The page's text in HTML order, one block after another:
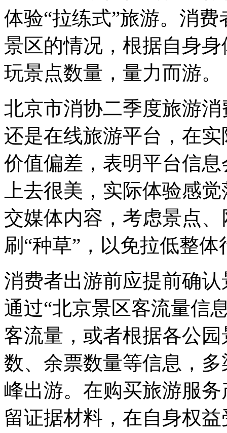
体验“拉练式”旅游。消
景区的情况，根据自身
玩景点数量，量力而游。
北京市消协二季度旅游
还是在线旅游平台，在
价值偏差，表明平台信
上去很美，实际体验感
交媒体内容，考虑景点
刷“种草”，以免拉低整
消费者出游前应提前确
通过“北京景区客流量信
客流量，或者根据各公
数、余票数量等信息，
峰出游。在购买旅游服
留证据材料，在自身权